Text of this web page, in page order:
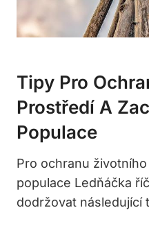
Tipy Pro
Prostředí A
Populace
Pro ochranu
populace Ledňáčka
dodržovat následující